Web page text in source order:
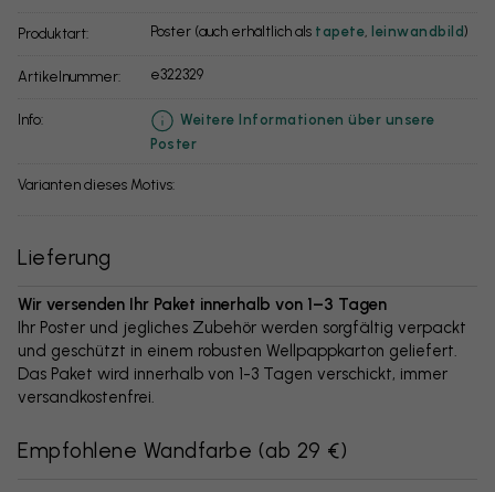
Produktart: Poster (auch erhältlich als tapete leinwandbild)
Artikelnummer: e322329
info:
Weitere Informationen über unsere
Poster
Varianten dieses Motivs:
Lieferung
Wir versenden Ihr Paket innerhalb von 1–3 Tagen
Ihr Poster und jegliches Zubehör werden sorgfältig verpackt
und geschützt in einem robusten Wellpappkarton geliefert.
Das Paket wird innerhalb von 1-3 Tagen verschickt, immer
versandkostenfrei.
Empfohlene Wandfarbe (ab 29 €)